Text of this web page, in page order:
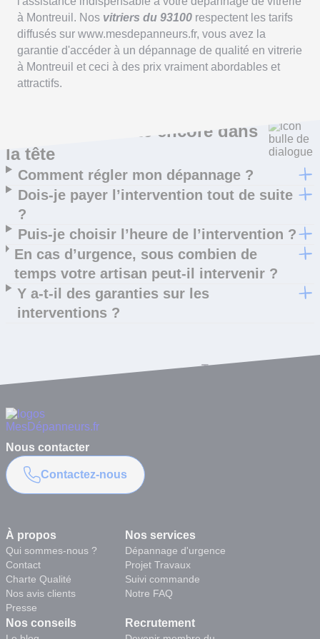
à Montreuil. Nos vitriers du 93100 respectent les tarifs
diffusés sur www.mesdepanneurs.fr, vous avez la
garantie d'accéder à un dépannage de qualité en vitrerie
à Montreuil et ceci à des prix vraiment abordables et
attractifs.
Ce qui vous trotte encore dans
la tête
Comment régler mon dépannage ?
Dois-je payer l’intervention tout de suite
?
Puis-je choisir l’heure de l’intervention ?
En cas d’urgence, sous combien de
temps votre artisan peut-il intervenir ?
Y a-t-il des garanties sur les
interventions ?
Toutes les questions
À propos
Qui sommes-nous ?
Contact
Charte Qualité
Nos avis clients
Presse
Nos services
Dépannage d'urgence
Projet Travaux
Suivi commande
Notre FAQ
Nos conseils Recrutement
Nous contacter
Contactez-nous